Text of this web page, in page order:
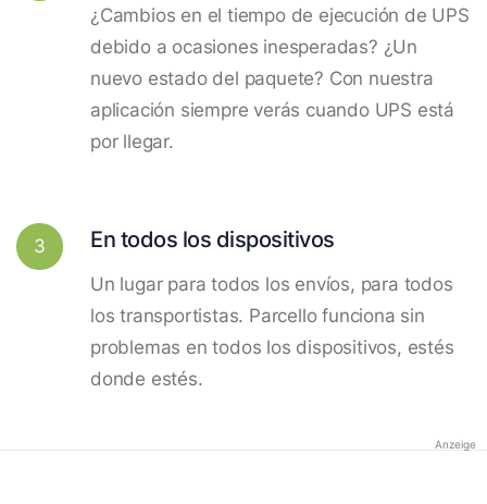
¿Cambios en el tiempo de ejecución de UPS
debido a ocasiones inesperadas? ¿Un
nuevo estado del paquete? Con nuestra
aplicación siempre verás cuando UPS está
por llegar.
3 En todos los dispositivos
Un lugar para todos los envíos, para todos
los transportistas. Parcello funciona sin
problemas en todos los dispositivos, estés
donde estés.
Anzeige